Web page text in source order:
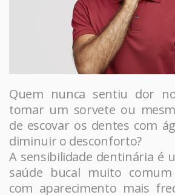
Quem nunca sentiu dor
tomar um sorvete ou
de escovar os dentes com
diminuir o desconforto?
A sensibilidade dentinária é
saúde bucal muito
com aparecimento mais